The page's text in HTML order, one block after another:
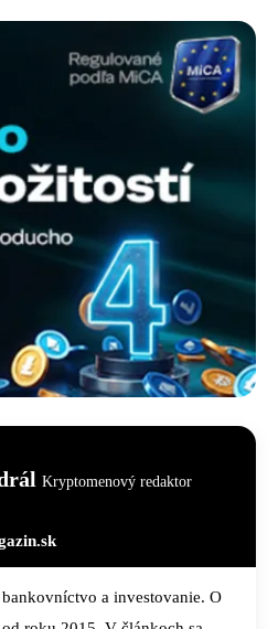
Kryptomenový redaktor
a investovanie. O